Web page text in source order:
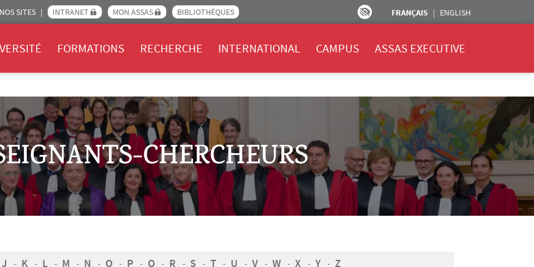
SITES INTRANET MON ASSAS BIBLIOTHÈQUES FRANÇAIS ENGLISH
FORMATIONS RECHERCHE INTERNATIONAL CAMPUS ASSAS EXECUTIVE
CHERCHEURS
J K L M N O P Q R S T U V W X Y Z